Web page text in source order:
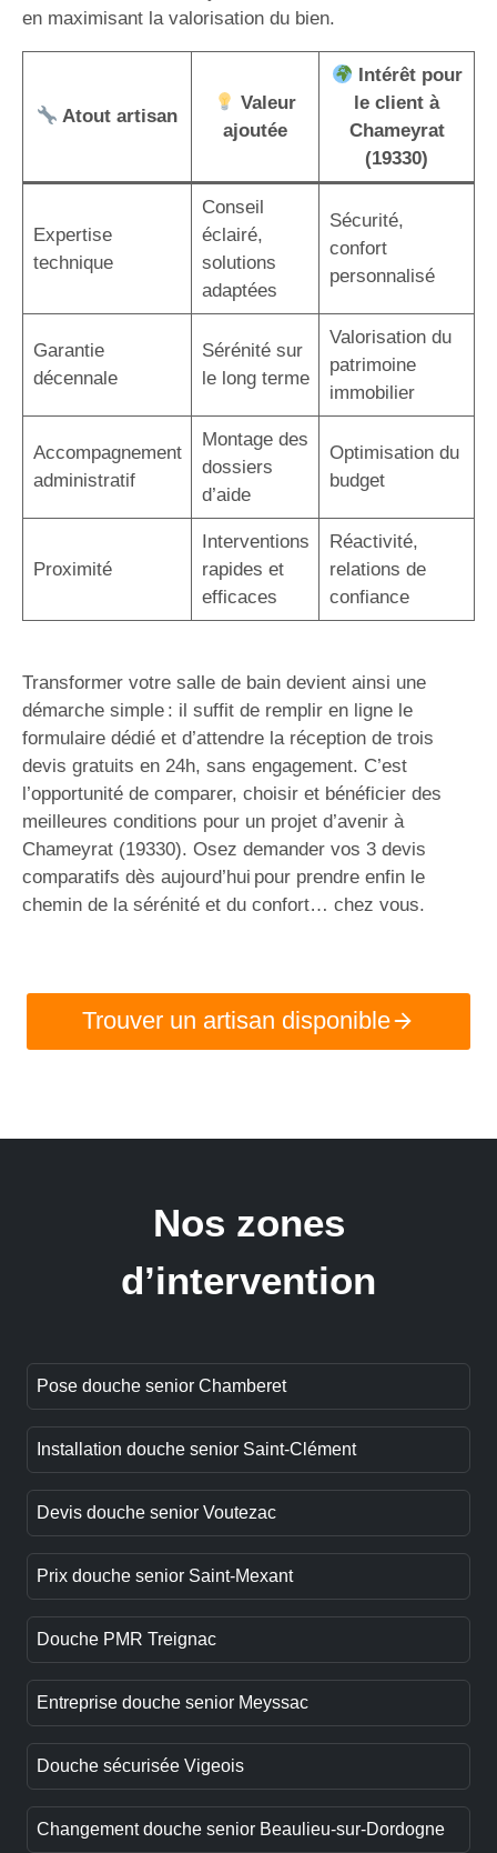
en maximisant la valorisation du bien.
Atout artisan
Valeur
ajoutée
Intérêt pour
le client à
Chameyrat
(19330)
Expertise
technique
Conseil
éclairé,
solutions
adaptées
Sécurité,
confort
personnalisé
Garantie
décennale
Sérénité sur
le long terme
Valorisation du
patrimoine
immobilier
Accompagnement
administratif
Montage des
dossiers
d’aide
Optimisation du
budget
Proximité
Interventions
rapides et
efficaces
Réactivité,
relations de
confiance
Transformer votre salle de bain devient ainsi une
démarche simple : il suffit de remplir en ligne le
formulaire dédié et d’attendre la réception de trois
devis gratuits en 24h, sans engagement. C’est
l’opportunité de comparer, choisir et bénéficier des
meilleures conditions pour un projet d’avenir à
Chameyrat (19330). Osez demander vos 3 devis
comparatifs dès aujourd’hui pour prendre enfin le
chemin de la sérénité et du confort… chez vous.
Trouver un artisan disponible
Nos zones
d’intervention
Pose douche senior Chamberet
Installation douche senior Saint-Clément
Devis douche senior Voutezac
Prix douche senior Saint-Mexant
Douche PMR Treignac
Entreprise douche senior Meyssac
Douche sécurisée Vigeois
Changement douche senior Beaulieu-sur-Dordogne